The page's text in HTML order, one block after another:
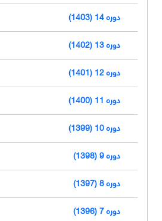
دوره 14 (1403)
دوره 13 (1402)
دوره 12 (1401)
دوره 11 (1400)
دوره 10 (1399)
دوره 9 (1398)
دوره 8 (1397)
دوره 7 (1396)